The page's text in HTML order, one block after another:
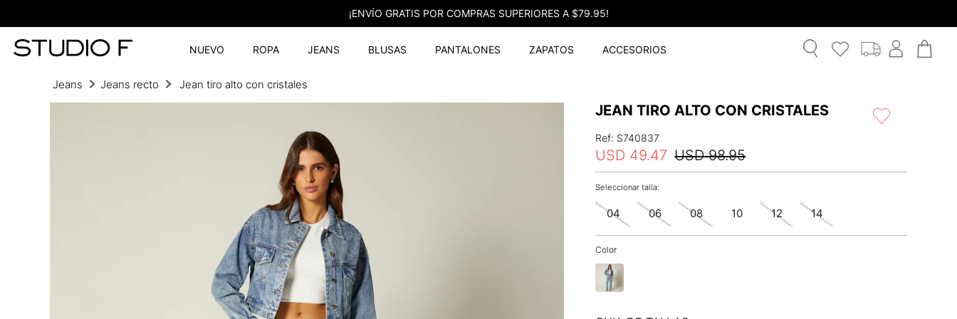
¡ENVÍO GRATIS POR COMPRAS SUPERIORES A $79.95!
NUEVO ROPA JEANS BLUSAS PANTALONES ZAPATOS ACCESORIOS
Jeans Jeans recto Jean tiro alto con cristales
JEAN TIRO ALTO CON CRISTALES
Ref: S740837
USD 98.95
USD 49.47
04 06 08 10 12 14
Color